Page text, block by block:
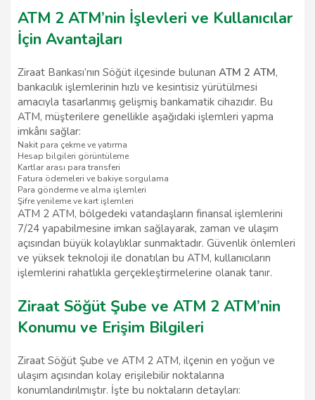
ATM 2 ATM’nin İşlevleri ve Kullanıcılar
İçin Avantajları
Ziraat Bankası’nın Söğüt ilçesinde bulunan ATM 2 ATM,
bankacılık işlemlerinin hızlı ve kesintisiz yürütülmesi
amacıyla tasarlanmış gelişmiş bankamatik cihazıdır. Bu
ATM, müşterilere genellikle aşağıdaki işlemleri yapma
imkânı sağlar:
Nakit para çekme ve yatırma
Hesap bilgileri görüntüleme
Kartlar arası para transferi
Fatura ödemeleri ve bakiye sorgulama
Para gönderme ve alma işlemleri
Şifre yenileme ve kart işlemleri
ATM 2 ATM, bölgedeki vatandaşların finansal işlemlerini
7/24 yapabilmesine imkan sağlayarak, zaman ve ulaşım
açısından büyük kolaylıklar sunmaktadır. Güvenlik önlemleri
ve yüksek teknoloji ile donatılan bu ATM, kullanıcıların
işlemlerini rahatlıkla gerçekleştirmelerine olanak tanır.
Ziraat Söğüt Şube ve ATM 2 ATM’nin
Konumu ve Erişim Bilgileri
Ziraat Söğüt Şube ve ATM 2 ATM, ilçenin en yoğun ve
ulaşım açısından kolay erişilebilir noktalarına
konumlandırılmıştır. İşte bu noktaların detayları: